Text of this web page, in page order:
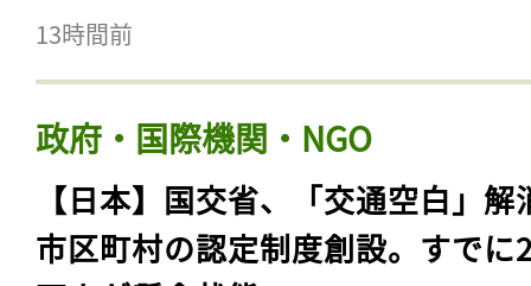
13時間前
政府・国際機関・NGO
【日本】国交省、「交通空白」解
市区町村の認定制度創設。すでに